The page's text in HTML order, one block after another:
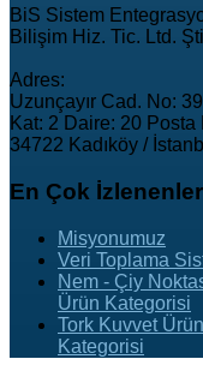
BiS Sistem
Bilişim Hiz. Tic. Ltd.
Adres:
Uzunçayır Cad. No:
Kat: 2 Daire: 20 Posta
34722 Kadıköy /
En Çok İzlenenler
Misyonumuz
Veri Toplama
Nem - Çiy
Ürün Kategorisi
Tork Kuvvet Ürün
Kategorisi